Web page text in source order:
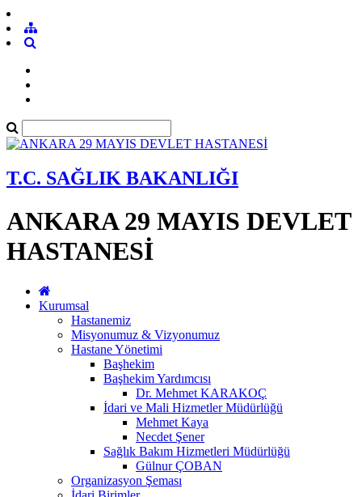
T.C. SAĞLIK BAKANLIĞI
ANKARA 29 MAYIS DEVLET
HASTANESİ
Kurumsal
Hastanemiz
Misyonumuz & Vizyonumuz
Hastane Yönetimi
Başhekim
Başhekim Yardımcısı
Dr. Mehmet KARAKOÇ
İdari ve Mali Hizmetler Müdürlüğü
Mehmet Kaya
Necdet Şener
Sağlık Bakım Hizmetleri Müdürlüğü
Gülnur ÇOBAN
Organizasyon Şeması